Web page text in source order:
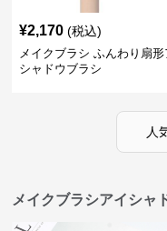
¥2,170 (税込)
メイクブラシ ふんわり扇形
シャドウブラシ
人
メイクブラシアイシャ